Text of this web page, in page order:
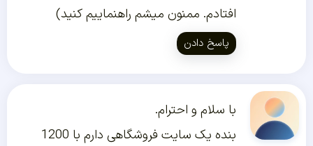
افتادم. ممنون میشم راهنماییم کنید)
پاسخ دادن
با سلام و احترام.
بنده یک سایت فروشگاهی دارم با 1200